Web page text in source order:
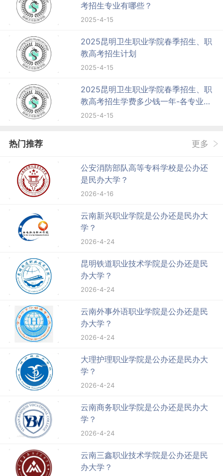
考招生专业有哪些？
2025-4-15
2025昆明卫生职业学院春季招生、职
教高考招生计划
2025-4-15
2025昆明卫生职业学院春季招生、职
教高考招生学费多少钱一年-各专业收
费标准
2025-4-15
热门推荐 更多
公安消防部队高等专科学校是公办还
是民办大学？
2026-4-16
云南新兴职业学院是公办还是民办大
学？
2026-4-24
昆明铁道职业技术学院是公办还是民
办大学？
2026-4-24
云南外事外语职业学院是公办还是民
办大学？
2026-4-24
大理护理职业学院是公办还是民办大
学？
2026-4-24
云南商务职业学院是公办还是民办大
学？
2026-4-24
云南三鑫职业技术学院是公办还是民
办大学？